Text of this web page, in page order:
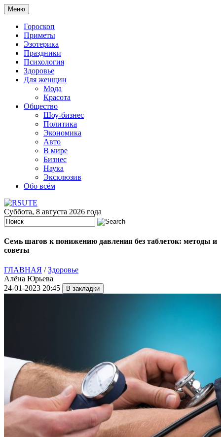
Меню
Гороскоп
Приметы
Эзотерика
Праздники
Психология
Здоровье
Для женщин
Мода
Красота
Общество
Шоу-бизнес
Политика
Экономика
Авто
В мире
Бизнес
Наука
Эксклюзив
Обо всём
Суббота, 8 августа 2026 года
Семь шагов к понижению давления без таблеток: методы и
советы
ГЛАВНАЯ /Здоровье
Алёна Юрьева
24-01-2023 20:45